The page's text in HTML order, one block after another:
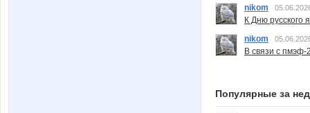
nikom
К Дню русского
nikom
В связи с пмэф-
Популярные за